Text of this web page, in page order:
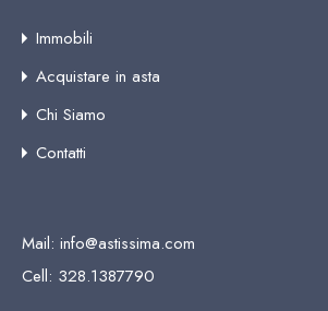
Immobili
Acquistare in asta
Chi Siamo
Contatti
Mail: info@astissima.com
Cell: 328.1387790